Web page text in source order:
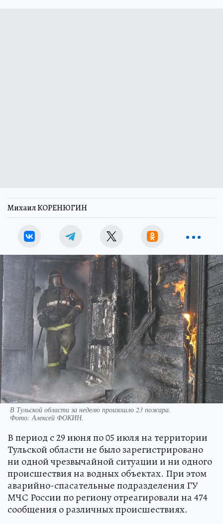
Михаил КОРЕНЮГИН
В Тульской области за неделю произошло 23 пожара.
Фото:Алексей ФОКИН.
В период с 29 июня по 05 июля на территории
Тульской области не было зарегистрировано
ни одной чрезвычайной ситуации и ни одного
происшествия на водных объектах. При этом
аварийно-спасательные подразделения ГУ
МЧС России по региону отреагировали на 474
сообщения о различных происшествиях.